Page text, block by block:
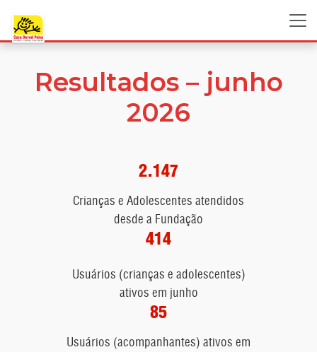
Resultados – junho
2026
2.147
Crianças e Adolescentes atendidos
desde a Fundação
414
Usuários (crianças e adolescentes)
ativos em junho
85
Usuários (acompanhantes) ativos em